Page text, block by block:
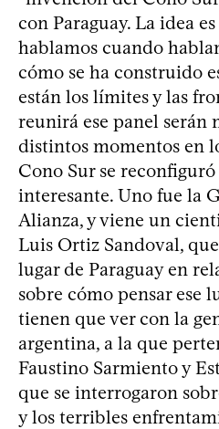
con Paraguay. La idea
hablamos cuando
cómo se ha construido
están los límites y las
reunirá ese panel serán
distintos momentos en
Cono Sur se
interesante. Uno fue la
Alianza, y viene un
Luis Ortiz Sandoval,
lugar de Paraguay en
sobre cómo pensar ese
tienen que ver con la
argentina, a la que
Faustino Sarmiento y
que se interrogaron
y los terribles